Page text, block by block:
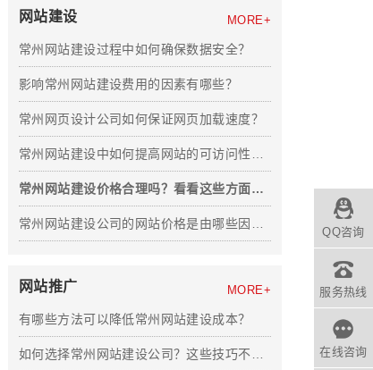
网站建设 MORE+
常州网站建设过程中如何确保数据安全？
影响常州网站建设费用的因素有哪些？
常州网页设计公司如何保证网页加载速度？
常州网站建设价格合理吗？看看这些方面你就明白了！
网站推广 MORE+
有哪些方法可以降低常州网站建设成本？
QQ咨询
服务热线
在线咨询